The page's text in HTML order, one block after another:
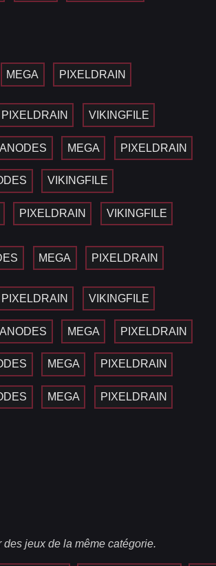
MEGA PIXELDRAIN
PIXELDRAIN VIKINGFILE
MEGA PIXELDRAIN
VIKINGFILE
PIXELDRAIN VIKINGFILE
MEGA PIXELDRAIN
PIXELDRAIN VIKINGFILE
MEGA PIXELDRAIN
MEGA PIXELDRAIN
MEGA PIXELDRAIN
jeux de la même catégorie.